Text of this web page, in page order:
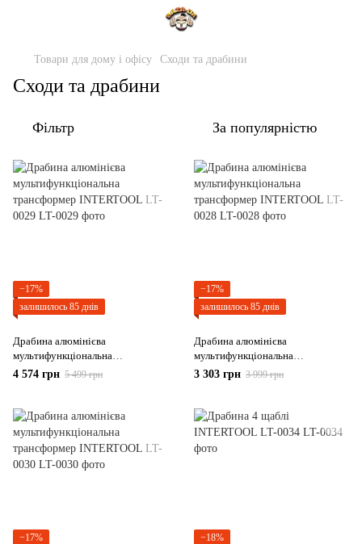
Товари для дому і офісу Сходи та драбини
Сходи та драбини
Фільтр За популярністю
−17%
залишилось 85 днів
Драбина алюмінієва
мультифункціональна
трансформер INTERTOOL LT-
4 574 грн 5 499 грн
−17%
залишилось 85 днів
Драбина алюмінієва
мультифункціональна
трансформер INTERTOOL LT-
3 303 грн 3 999 грн
−17%
−18%